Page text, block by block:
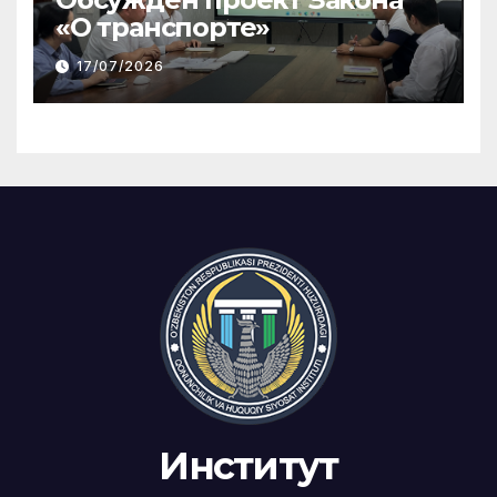
«О транспорте»
17/07/2026
Институт